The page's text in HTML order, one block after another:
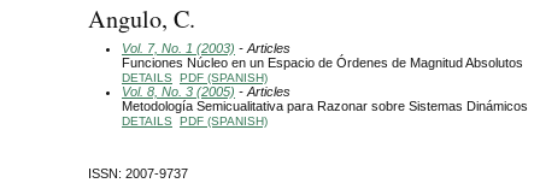
Angulo, C.
Vol. 7, No. 1 (2003) - Articles
Funciones Núcleo en un Espacio de Órdenes de Magnitud Absolutos
DETAILS PDF (SPANISH)
Vol. 8, No. 3 (2005) - Articles
Metodología Semicualitativa para Razonar sobre Sistemas Dinámicos
DETAILS PDF (SPANISH)
ISSN: 2007-9737